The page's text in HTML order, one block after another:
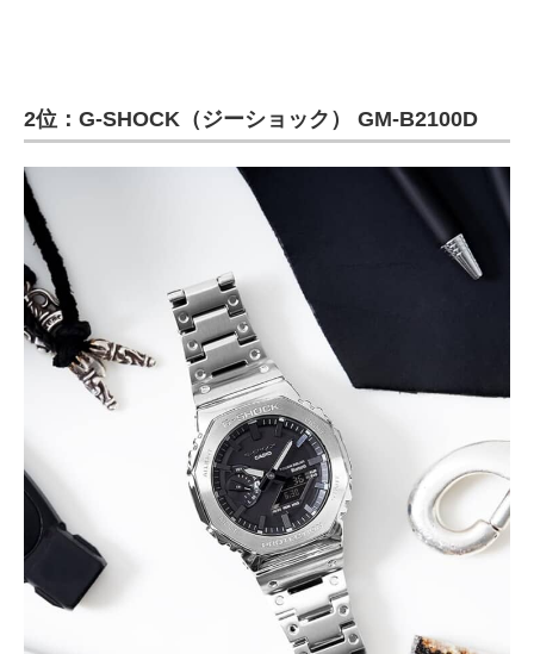
2位：G-SHOCK（ジーショック） GM-B2100D